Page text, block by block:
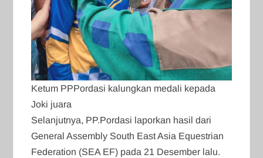
Ketum PPPordasi kalungkan medali kepada
Joki juara
Selanjutnya, PP.Pordasi laporkan hasil dari
General Assembly South East Asia Equestrian
Federation (SEA EF) pada 21 Desember lalu.